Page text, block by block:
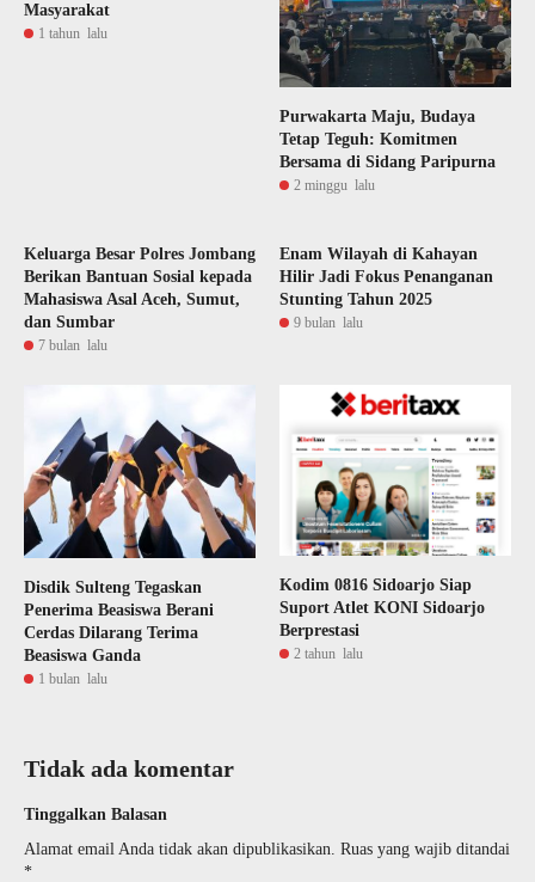
Masyarakat
1 tahun lalu
Purwakarta Maju, Budaya
Tetap Teguh: Komitmen
Bersama di Sidang Paripurna
2 minggu lalu
Keluarga Besar Polres Jombang
Berikan Bantuan Sosial kepada
Mahasiswa Asal Aceh, Sumut,
dan Sumbar
7 bulan lalu
Enam Wilayah di Kahayan
Hilir Jadi Fokus Penanganan
Stunting Tahun 2025
9 bulan lalu
Disdik Sulteng Tegaskan
Penerima Beasiswa Berani
Cerdas Dilarang Terima
Beasiswa Ganda
1 bulan lalu
Kodim 0816 Sidoarjo Siap
Suport Atlet KONI Sidoarjo
Berprestasi
2 tahun lalu
Tidak ada komentar
Tinggalkan Balasan
Alamat email Anda tidak akan dipublikasikan. Ruas yang wajib ditandai
*